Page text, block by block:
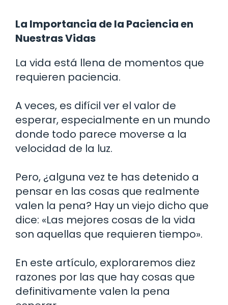
La Importancia de la Paciencia en
Nuestras Vidas
La vida está llena de momentos que
requieren paciencia.
A veces, es difícil ver el valor de
esperar, especialmente en un mundo
donde todo parece moverse a la
velocidad de la luz.
Pero, ¿alguna vez te has detenido a
pensar en las cosas que realmente
valen la pena? Hay un viejo dicho que
dice: «Las mejores cosas de la vida
son aquellas que requieren tiempo».
En este artículo, exploraremos diez
razones por las que hay cosas que
definitivamente valen la pena